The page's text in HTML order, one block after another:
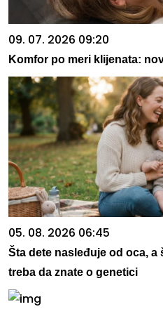
09. 07. 2026 09:20
Komfor po meri klijenata:
05. 08. 2026 06:45
Šta dete nasleđuje od oca, a
treba da znate o genetici